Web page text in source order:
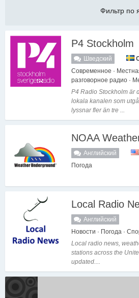
Фильтр по
P4 Stockholm
Шведский
Современное ·
разговорное радио ·
P4 Radio Stockholm är
lokala kanalen som
lyssnar fler än tre ...
NOAA
Английский
Погода
Local Radio
Английский
Новости · Погода ·
Local radio news,
stations across the
updated....